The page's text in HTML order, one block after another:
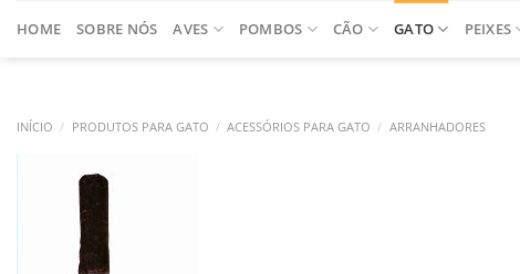
HOME SOBRE NÓS AVES POMBOS CÃO GATO PEIXES
INÍCIO / PRODUTOS PARA GATO / ACESSÓRIOS PARA GATO / ARRANHADORES